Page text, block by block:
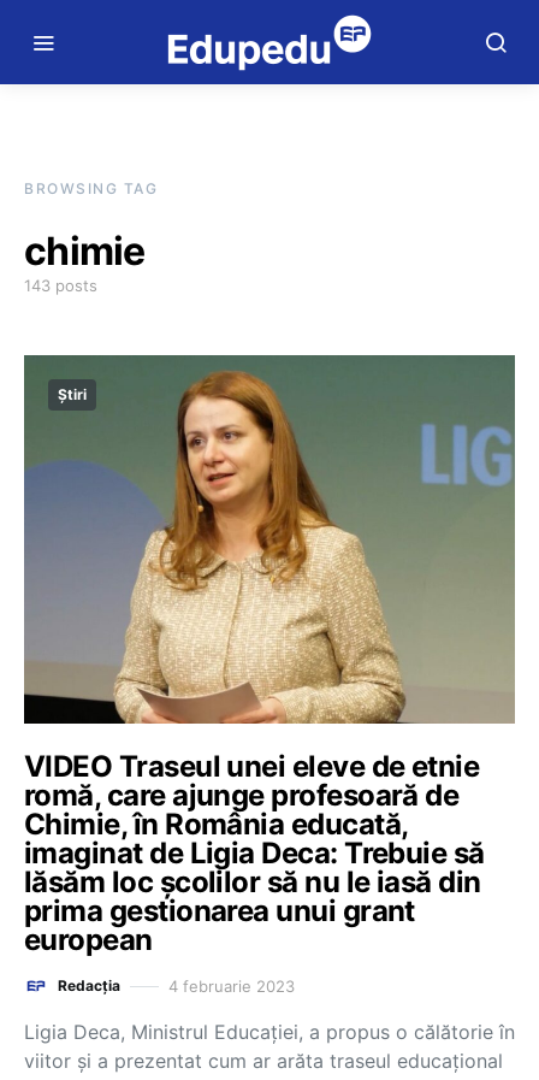
BROWSING TAG
chimie
143 posts
Știri
VIDEO Traseul unei eleve de etnie
romă, care ajunge profesoară de
Chimie, în România educată,
imaginat de Ligia Deca: Trebuie să
lăsăm loc școlilor să nu le iasă din
prima gestionarea unui grant
european
Redacția 4 februarie 2023
Ligia Deca, Ministrul Educației, a propus o călătorie în
viitor și a prezentat cum ar arăta traseul educațional